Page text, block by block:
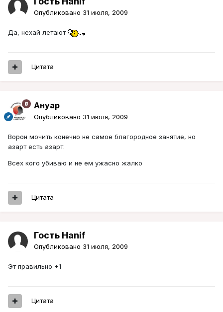
Опубликовано 31 июля, 2009
Да, нехай летают
Цитата
Ануар
Опубликовано 31 июля, 2009
Ворон мочить конечно не самое благородное занятие, но
азарт есть азарт.
Всех кого убиваю и не ем ужасно жалко
Цитата
Гость Hanif
Опубликовано 31 июля, 2009
Эт правильно +1
Цитата